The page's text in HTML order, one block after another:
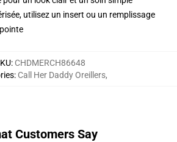
utilisez un insert ou un remplissage
: CHDMERCH86648
: Call Her Daddy Oreillers,
Customers Say